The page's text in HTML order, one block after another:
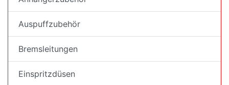
Auspuffzubehör
Bremsleitungen
Einspritzdüsen